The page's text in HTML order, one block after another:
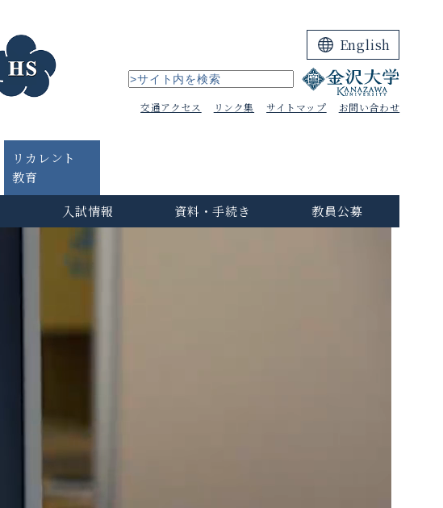
English
交通アクセス リンク集 サイトマップ お問い合わせ
リカレント
教育
入試情報 資料・手続き 教員公募